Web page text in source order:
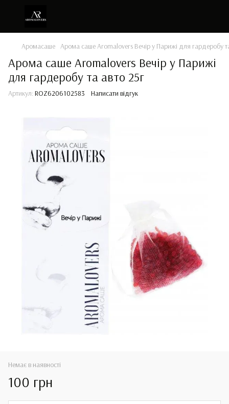
Аромасаше Арома саше Aromalovers Вечір у Парижі для гардеробу
Арома саше Aromalovers Вечір у Парижі
для гардеробу та авто 25г
Артикул: ROZ6206102583 Написати відгук
Немає в наявності
100 грн